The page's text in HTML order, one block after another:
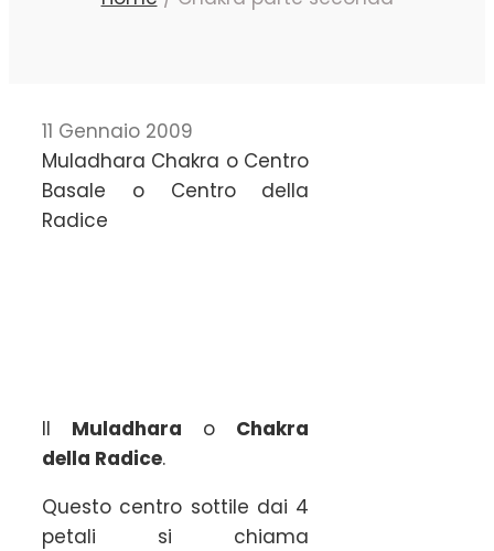
11 Gennaio 2009
Muladhara Chakra o Centro
Basale o Centro della
Radice
Il Muladhara o Chakra
della Radice.
Questo centro sottile dai 4
petali si chiama